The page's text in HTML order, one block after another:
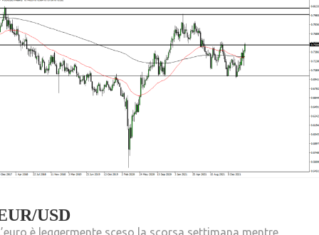
USD
è leggermente sceso la scorsa settimana mentre